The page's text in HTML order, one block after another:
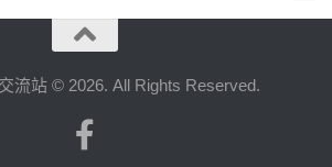
流站 © 2026. All Rights Reserved.